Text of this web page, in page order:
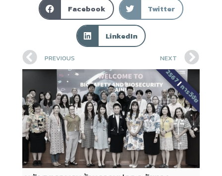
Facebook Twitter
LinkedIn
PREVIOUS NEXT
2567
|
การวิจัย